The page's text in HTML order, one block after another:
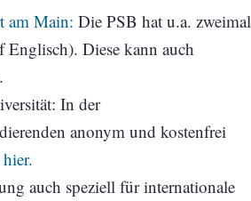
am Main: Die PSB hat u.a. zweimal
Englisch). Diese kann auch
In der
anonym und kostenfrei
auch speziell für internationale